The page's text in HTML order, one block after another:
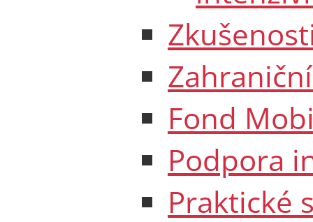
Fond
Podpora
Praktické